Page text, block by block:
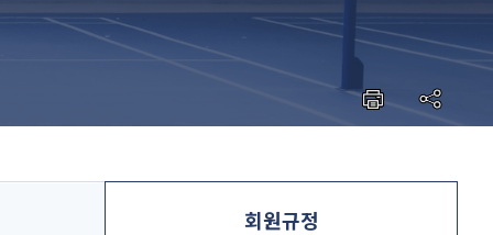
동영상갤러리
내정보관리
모바일회원카드
회원정보수정
회원탈퇴
회원규정